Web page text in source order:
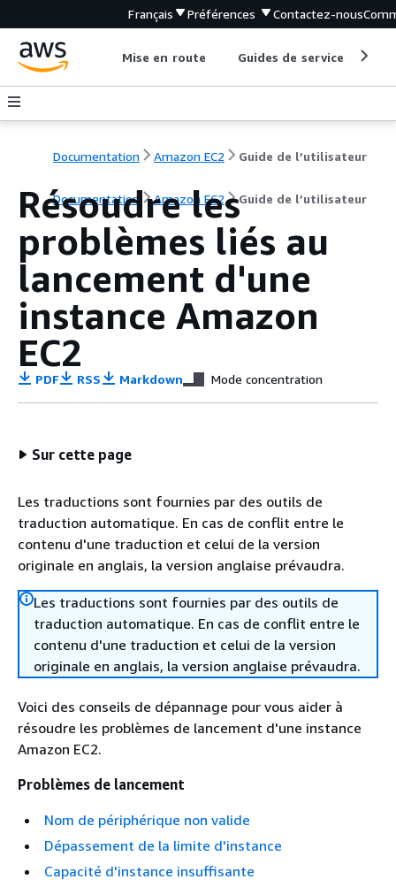
Français Préférences Contactez-nous
Mise en route Guides de service
Documentation Amazon EC2 Guide de l’utilisateur
Documentation Amazon EC2 Guide de l’utilisateur
Résoudre les
problèmes liés au
lancement d'une
instance Amazon
EC2
PDF RSS Markdown Mode concentration
Sur cette page
Les traductions sont fournies par des outils de
traduction automatique. En cas de conflit entre le
contenu d'une traduction et celui de la version
originale en anglais, la version anglaise prévaudra.
Les traductions sont fournies par des outils de
traduction automatique. En cas de conflit entre le
contenu d'une traduction et celui de la version
originale en anglais, la version anglaise prévaudra.
Voici des conseils de dépannage pour vous aider à
résoudre les problèmes de lancement d'une instance
Amazon EC2.
Problèmes de lancement
Nom de périphérique non valide
Dépassement de la limite d'instance
Capacité d'instance insuffisante